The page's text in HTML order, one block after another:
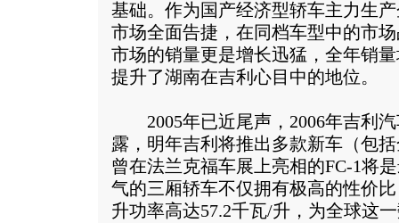
基础。作为国产经济型轿车主力生
市场全面告捷，在同档车型中的市
市场的销量更是增长迅猛，全年销
提升了湖南在吉利心目中的地位。
2005年已近尾声，2006年吉利汽
露，明年吉利将推出多款新车（包
曾在法兰克福车展上亮相的FC-1将
气的三厢轿车不仅拥有极高的性价
升功率高达57.2千瓦/升，为全球这